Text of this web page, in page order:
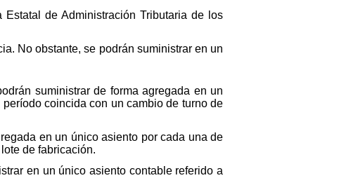
de Administración Tributaria de los
No obstante, se podrán suministrar en un
suministrar de forma agregada en un
coincida con un cambio de turno de
en un único asiento por cada una de
de fabricación.
en un único asiento contable referido a